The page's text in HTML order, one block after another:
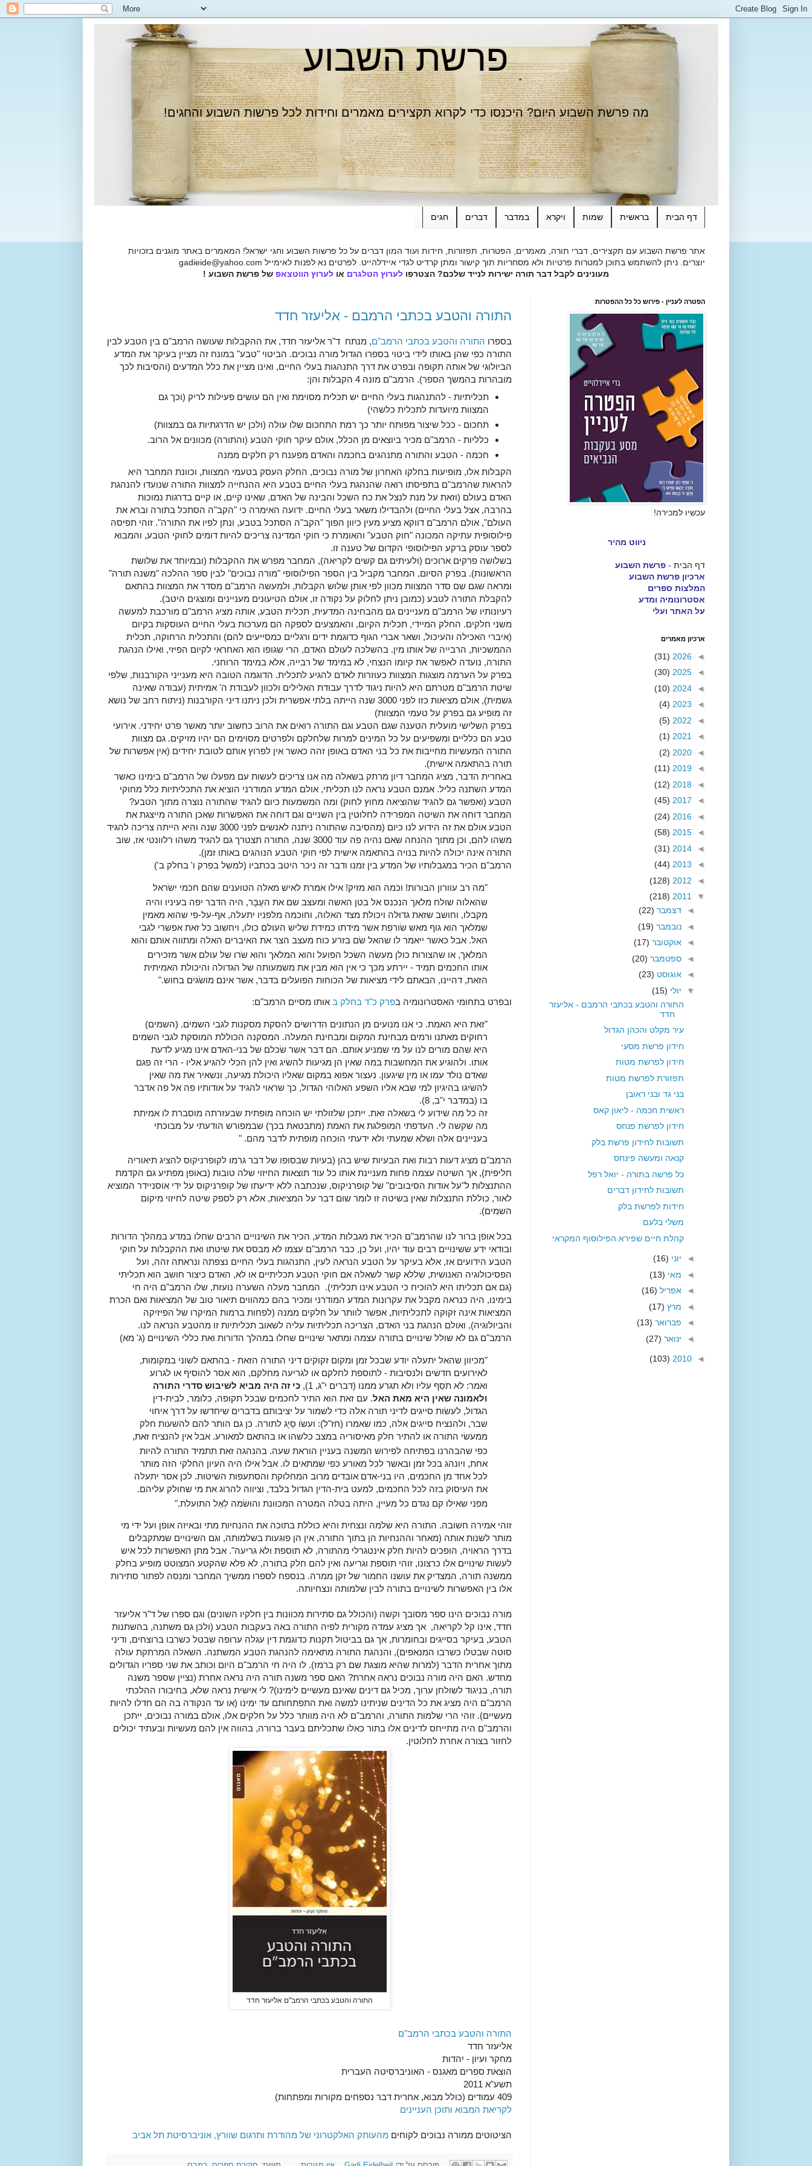
פרשת השבוע
מה פרשת השבוע היום? היכנסו כדי לקרוא תקצירים מאמרים וחידות לכל פרשות השבוע והחגים!
דף הבית בראשית שמות ויקרא במדבר דברים חגים
אתר פרשת השבוע עם תקצירים, דברי תורה, מאמרים, הפטרות, תפזורות, חידות ועוד המון דברים על כל פרשות השבוע וחגי ישראל! המאמרים באתר מוגנים בזכויות
יוצרים. ניתן להשתמש בתוכן למטרות פרטיות ולא מסחריות תוך קישור ומתן קרדיט לגדי איידלהייט. לפרטים נא לפנות לאימייל gadieide@yahoo.com
מעונינים לקבל דבר תורה ישירות לנייד שלכם? הצטרפו לערוץ הטלגרם או לערוץ הווטצאפ של פרשת השבוע !
התורה והטבע בכתבי הרמבם - אליעזר חדד
בספרו התורה והטבע בכתבי הרמב"ם, מנתח ד"ר אליעזר חדד, את ההקבלות שעושה הרמב"ם בין הטבע לבין
התורה כפי שהן באותו לידי ביטוי בספרו הגדול מורה נבוכים. הביטוי "טבע" במונח זה מציין בעיקר את המדע
הביולוגי של אותה תקופה ובפרט את דרך התנהגות בעלי החיים, ואינו מציין את כלל המדעים (והסיבות לכך
מובהרות בהמשך הספר). הרמב"ם מונה 4 הקבלות והן:
תכליתיות - להתנהגות בעלי החיים יש תכלית מסוימת ואין הם עושים פעילות לריק (וכך גם
המצוות מיועדות לתכלית כלשהי)
תחכום - ככל שיצור מפותח יותר כך רמת התחכום שלו עולה (ולכן יש הדרגתיות גם במצוות)
כלליות - הרמב"ם מכיר ביוצאים מן הכלל, אולם עיקר חוקי הטבע (והתורה) מכוונים אל הרוב.
חכמה - הטבע והתורה מתנהגים בחכמה והאדם מפענח רק חלקים ממנה
הקבלות אלו, מופיעות בחלקו האחרון של מורה נבוכים, החלק העסק בטעמי המצוות, וכוונת המחבר היא
להראות שהרמב"ם בתפיסתו רואה שהנהגת בעלי החיים בטבע היא ההנחייה למצוות התורה שנועדו להנהגת
האדם בעולם (וזאת על מנת לנצל את כח השכל והבינה של האדם, שאינו קיים, או קיים בדרגות נמוכות
בהרבה, אצל בעלי החיים) ולהבדילו משאר בעלי החיים. ידועה האימרה כי "הקב"ה הסתכל בתורה וברא את
העולם", אולם הרמב"ם דווקא מציע מעין כיוון הפוך "הקב"ה הסתכל בטבע, ונתן לפיו את התורה". זוהי תפיסה
פילוסופית עתיקה המכונה "חוק הטבע" והאומרת כי חוקי המדינה צריכים להיות דומים לחוקי הטבע, והמבוא
לספר עוסק ברקע הפילוסופי הקדום של טענה זו.
בשלושה פרקים ארוכים (ולעיתים גם קשים לקריאה), המחבר מפרש את ההקבלות (ובמיוחד את שלושת
הראשונות). בפרק הסיום, המחבר מקביל בין הספר הפילוסופי "מורה נבוכים" לבין ספר ההלכה "משנה תורה"
ומראה שגם שם סדר המצוות מכוון לפי אותן שלוש הקבלות, ולמעשה הרמב"ם מסדר את המצוות בהתאם
להקבלת התורה לטבע (כמובן ניתן לחלוק על נקודה זו, אולם הטיעונים מעניינים ומוצגים היטב).
רעיונותיו של הרמב"ם מעניינים גם מהבחינה המדעית, תכלית הטבע, אותה מציג הרמב"ם מורכבת למעשה
משני חלקים. החלק המיידי, תכלית הקיום, והאמצעים לספקה הם מערכות בעלי החיים העוסקות בקיום
(איברי האכילה והעיכול, ושאר אברי הגוף כדוגמת ידים ורגליים כמסייעים להם) והתכלית הרחוקה, תכלית
ההמשכיות, הרבייה של אותו מין. בהשלכה לעולם האדם, הרי שגופו הוא האחראי לקיום הפיזי, ואילו הנהגת
התורה, נועדה לאפשר את קיומו הנצחי, לא במימד של רבייה, אלא במימד הרוחני.
בפרק על הערמה מוצגות המצוות כעוזרות לאדם להגיע לתכלית. הדוגמה הטובה היא מענייני הקורבנות, שלפי
שיטת הרמב"ם מטרתם היא להיות ניגוד לדרך עבודת האלילים ולכוון לעבודת ה' אמיתית (עבודה שאינה
גשמית), אולם מציאות כזו לפני 3000 שנה הייתה בלתי אפשרית ולכן ניתנו דיני הקורבנות (ניתוח רחב של נושא
זה מופיע גם בפרק על טעמי המצוות)
בפרק השלישי מועלית הטענה שגם הטבע וגם התורה רואים את הרוב כחשוב יותר מאשר פרט יחידני. אירועי
טבע הם כלליים ומשפיעים על כל המינים למרות שלחלקם ולפרטים מסוימים הם יהיו מזיקים. גם מצוות
התורה המעשיות מחייבות את כל בני האדם באופן זהה כאשר אין לפרוץ אותם לטובת יחידים (אין אפשרות של
תורה בהתאמה אישית).
באחרית הדבר, מציג המחבר דיון מרתק בשאלה מה אנו צריכים לעשות עם מפעלו של הרמב"ם בימינו כאשר
המדע השתנה כליל. אמנם הטבע נראה לנו תכליתי, אולם המדע המודרני הוציא את התכליתיות כלל מחוקי
הטבע (ואפשר גם להגיד שהוציאה מחוץ לחוק) ומה המשמעות כיום להגיד שהתורה נוצרה מתוך הטבע?
המחבר דוחה את השיטה המפרידה לחלוטין בין השניים וגם דוחה את האפשרות שאכן התורה מייצגת את
הטבע אולם את זה הידוע לנו כיום (מהסיבה שהתורה ניתנה לאנשים לפני 3000 שנה והיא הייתה צריכה להגיד
משהו להם, וכן מתוך ההנחה שאם נהיה פה עוד 3000 שנה, התורה תצטרך גם להגיד משהו רלוונטי אז, שוב
התורה אינה יכולה להיות בנויה בהתאמה אישית לפי חוקי הטבע הנוהגים באותו זמן).
הרמב"ם הכיר במגבלותיו של המדע בין זמנו ודבר זה ניכר היטב בכתביו (למשל בפרק ו' בחלק ב')
"מה רב עוורון הבורות! וכמה הוא מזיק! אילו אמרת לאיש מאלה הטוענים שהם חכמי ישֹראל
שהאלוה שולח מלאך הנכנס אל בטן האשה ומעצב שם את העֻבָּר, היה הדבר יפה בעיניו והיה
מקבלו, וחושב שזאת גדוּלה ויכולת מצד האלוה, וחוכמה מלפניו יתעלה, אף-על-פי שהוא מאמין
שמלאך הוא גוף מאש שׂורפת אשר מידתו כמידת שליש העולם כולו, ויחשוב כל זאת אפשרי לגבי
האל. אבל כאשר ייאמר לו שהאל שׂם בזרע כוח מעצב הצר את האיברים האלה ומתווה אותם והוא
המלאך, או שהצורות כולן מעשׂה השׂכל הפועל והוא המלאך והוא שֹרו של עולם אשר מזכירים
אותו החכמים תמיד - יירתע מכך כי אין הוא מבין את משמעותה של הגדולה והיכולת האמיתית
הזאת, דהיינו, הבאתם לידי מציאות של הכוחות הפועלים בדבר, אשר אינם מושׂגים בחוש."
ובפרט בתחומי האסטרונומיה בפרק כ"ד בחלק ב אותו מסיים הרמב"ם:
"זאת היא האמת. כי אנו מנועים מן הנתונים הדרושים להסקת מסקנות לגבי השמים. (השמים)
רחוקים מאתנו ורמים מבחינת המקום ומבחינת המעלה. המסקנה הכוללת המוסקת לגבי השמים
היא שהם מורים לנו על מי שמניע אותם. הם דבר אשר שׂכלם של בני-האדם אינו מגיע לדעת
אותו. ולהוגיע את המחשבות במה שאין הן מגיעות להשׂיג ואין להן הכלי להגיע אליו - הרי זה פגם
שאדם נולד עמו או מין שיגעון. נעצור אפוא במקום שאליו היכולת מגיעה, ונשאיר את מה שאין
להשׂיגו בהיגיון למי שבא אליו השפע האלוהי הגדול, כך שראוי להגיד על אודותיו פה אל פה אדבר
בו (במדבר י"ב, 8).
זה כל מה שידוע לי בשאלה זאת. ייתכן שלזולתי יש הוכחה מופתית שבעזרתה מוסברת לו אמיתת
מה שקשה לי. העדפתי המופלגת את האמת (מתבטאת בכך) שבמפורש הודעתי על מבוכתי
בעניינים אלה ושלא שמעתי ולא ידעתי הוכחה מופתית לדבר מהם. "
הרמב"ם מציג דעות רבות ואת הבעיות שיש בהן (בעיות שבסופו של דבר גרמו לקופרניקוס להציג תיאוריה
חליפית), אך השיטה עצמה פחות מעניינת אותו כל עוד תוצאות החיזוי שלה טובות (באופן מפתיע גם הקדמת
ההתנצלות ל"על אודות הסיבובים" של קופרניקוס, שנכתבה ללא ידיעתו של קופרניקוס על ידי אוסניידר המוציא
לאור, כוללת התנצלות שאין בשיטה זו לומר שום דבר על המציאות, אלא רק לספק שיטה לחיזוי מיקום
השמים).
בכל אופן ברור לנו שהרמב"ם הכיר את מגבלות המדע, הכיר את השינויים הרבים שחלו במדע במהלך הדורות
ובודאי ידע ששינויים רבים עוד יהיו, ועל כן, כבר הרמב"ם עצמו לא מבסס את שיטתו ואת ההקבלות על חוקי
הטבע הידועים אז, אלא בעיקר על הטבע הנראה לעין, התנהגות בעלי החיים נצפתה ונראתה זהה, ועל
הפסיכולוגיה האנושית, שללא קשר לשאלה אם חוקי הטבע תכליתיים או לא, האדם כיצור חושב הוא תכליתי
(גם אם תכליתו היא להוכיח כי הטבע אינו תכליתי). המחבר מעלה השערה נועזת, שלו הרמב"ם היה חי
בימינו, היה כנראה מקבל את עקרונות המדע המודרני ומכיר בהם כמהווים תיאור טוב של המציאות ואם הכרת
המציאות אינה זקוקה לתכליתיות, אפשר לוותר על חלקים ממנה (לפחות ברמות המיקרו של הפיזיקה
והביולוגיה), ואולם הנהגת בני האדם, הצריכה תכליתיות עליה לשאוב תכליתיות זו מהטבע הנראה לנו.
הרמב"ם גם לא שולל שינויים בתורה עצמה ומתאר שינויים שחלו במהלך הדורות ואת כללי השינויים (ג' מא)
"מכיוון שהאל יתעלה יודע שבכל זמן ומקום זקוקים דיני התורה הזאת - בהתאם לשוני במקומות,
לאירועים חדשים ולנסיבות - לתוספת לחלקם או לגריעה מחלקם, הוא אסר להוסיף או לגרוע
ואמר: לא תֹסֵף עליו ולא תגרע ממנו (דברים י"ג, 1),
כי זה היה מביא לשיבוש סדרי התורה
ולאמונה שאין היא מאת האל. עם זאת הוא התיר לחכמים שבכל תקופה, כלומר, לבית-דין
הגדול, לעשׂות סייגים לדיני תורה אלה כדי לשמור על יציבותם בדברים שיחדשו על דרך איחוי
שבר, ולהנציח סייגים אלה, כמו שאמרו (חז"ל): ועשֹו סְיָג לתורה. כן גם הותר להם להשעות חלק
ממעשׂי התורה או להתיר חלק מאיסוריה במצב כלשהו או בהתאם למאורע. אבל אין להנציח זאת,
כפי שהבהרנו בפתיחה לפירוש המשנה בעניין הוראת שעה. בהנהגה זאת תתמיד התורה להיות
אחת, ויונהג בכל זמן ובאשר לכל מאורע כפי שמתאים לו. אבל אילו היה העיון החלקי הזה מותר
לכל אחד מן החכמים, היו בני-אדם אובדים מרוב המחלוקת והסתעפות השיטות. לכן אסר יתעלה
את העיסוק בזה לכל החכמים, למעט בית-הדין הגדול בלבד, וציווה להרוג את מי שחולק עליהם.
מפני שאילו קם נגדם כל מעיין, היתה בטלה המטרה המכוונת והוּשׂמה לְאַל התועלת."
זוהי אמירה חשובה. התורה היא שלמה ונצחית והיא כוללת בתוכה את ההנחיות מתי ובאיזה אופן ועל ידי מי
מותר לשנות אותה (מאחר וההנחיות הן בתוך התורה, אין הן פוגעות בשלמותה, וגם השינויים שמתקבלים
בדרך הראויה, הופכים להיות חלק אינטגרלי מהתורה, לא תוספת ולא גריעה". אבל מתן האפשרות לכל איש
לעשות שינויים אלו כרצונו, זוהי תוספת וגריעה ואין להם חלק בתורה, לא פלא שהקטע המצוטט מופיע בחלק
ממשנה תורה, המצדיק את עושנו החמור של זקן ממרה. בנספח לספרו ממשיך המחבר ומנסה לפתור סתירות
אלו בין האפשרות לשינויים בתורה לבין שלמותה ונצחיותה.
מורה נבוכים הינו ספר מסובך וקשה (והכולל גם סתירות מכוונות בין חלקיו השונים) וגם ספרו של ד"ר אליעזר
חדד, אינו קל לקריאה, אך מציג עמדה מקורית לפיה התורה באה בעקבות הטבע (ולכן גם משתנה, בהשתנות
הטבע, בעיקר בסייגים ובחומרות, אך גם בביטול תקנות כדוגמת דין עגלה ערופה שבטל כשרבו ברוצחים, ודיני
סוטה שבטלו כשרבו המנאפים), והנהגת התורה מתאימה להנהגת הטבע המשתנה. השאלה המרתקת עולה
מתוך אחרית הדבר (למרות שהיא מוצגת שם רק ברמז). לו היה חי הרמב"ם היום וכותב את שני ספריו הגדולים
מחדש. האם היה מורה נבוכים נראה אחרת? האם ספר משנה תורה היה נראה אחרת (נציין שספר משנה
תורה, בניגוד לשולחן ערוך, מכיל גם דינים שאינם מעשיים לימינו)? לי אישית נראה שלא, בחיבורו ההלכתי
הרמב"ם היה מציג את כל הדינים שניתינו למשה ואת התפתחותם עד ימינו (או עד הנקודה בה הם חדלו להיות
מעשיים). זוהי הרי שלמות התורה, והרמב"ם לא היה מוותר כלל על חלקים אלו, אולם במורה נבוכים, ייתכן
והרמב"ם היה מתייחס לדינים אלו בתור כאלו שתכליתם בעבר ברורה, בהווה אין להם מעשיות ובעתיד יכולים
לחזור בצורה אחרת לחלוטין.
התורה והטבע בכתבי הרמב"ם אליעזר חדד
התורה והטבע בכתבי הרמב"ם
אליעזר חדד
מחקר ועיון - יהדות
הוצאת ספרים מאגנס - האוניברסיטה העברית
תשע"א 2011
409 עמודים (כולל מבוא, אחרית דבר נספחים מקורות ומפתחות)
לקריאת המבוא ותוכן העניינים
הציטוטים ממורה נבוכים לקוחים מהעותק האלקטרוני של מהודרת ותרגום שוורץ, אוניברסיטת תל אביב
הפטרה לעניין - פירוש כל כל ההפטרות
עכשיו למכירה!
ניווט מהיר
דף הבית - פרשת השבוע
ארכיון פרשת השבוע
המלצות ספרים
אסטרונומיה ומדע
על האתר ועלי
ארכיון מאמרים
◄
2026
(31)
◄
2025
(30)
◄
2024
(10)
◄
2023
(4)
◄
2022
(5)
◄
2021
(1)
◄
2020
(2)
◄
2019
(11)
◄
2018
(12)
◄
2017
(45)
◄
2016
(24)
◄
2015
(58)
◄
2014
(31)
◄
2013
(44)
◄
2012
(128)
▼
2011
(218)
◄ דצמבר (22)
◄ נובמבר (19)
◄ אוקטובר (17)
◄ ספטמבר (20)
◄ אוגוסט (23)
▼ יולי (15)
התורה והטבע בכתבי הרמבם - אליעזר
חדד
עיר מקלט והכהן הגדול
חידון פרשת מסעי
חידון לפרשת מטות
תפזורת לפרשת מטות
בני גד ובני ראובן
ראשית חכמה - ליאון קאס
חידון לפרשת פנחס
תשובות לחידון פרשת בלק
קנאה ומעשה פינחס
כל פרשה בתורה - יואל רפל
תשובות לחידון דברים
חידות לפרשת בלק
משלי בלעם
קהלת חיים שפירא הפילוסוף המקראי
◄ יוני (16)
◄ מאי (13)
◄ אפריל (16)
◄ מרץ (17)
◄ פברואר (13)
◄ ינואר (27)
◄
2010
(103)